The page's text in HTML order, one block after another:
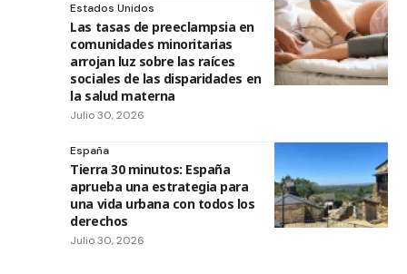
Estados Unidos
Las tasas de preeclampsia en
comunidades minoritarias
arrojan luz sobre las raíces
sociales de las disparidades en
la salud materna
Julio 30, 2026
España
Tierra 30 minutos: España
aprueba una estrategia para
una vida urbana con todos los
derechos
Julio 30, 2026